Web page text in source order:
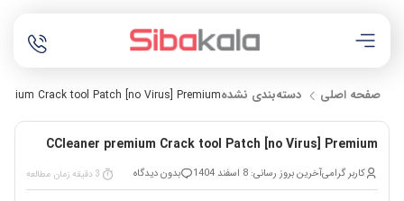
صفحه اصلی دسته‌بندی نشدهCrack tool Patch [no Virus] Premium
CCleaner premium Crack tool Patch [no Virus] Premium
کاربر گرامیآخرین بروز رسانی: 8 اسفند 1404 بدون دیدگاه 3 دقیقه زمان مطالعه